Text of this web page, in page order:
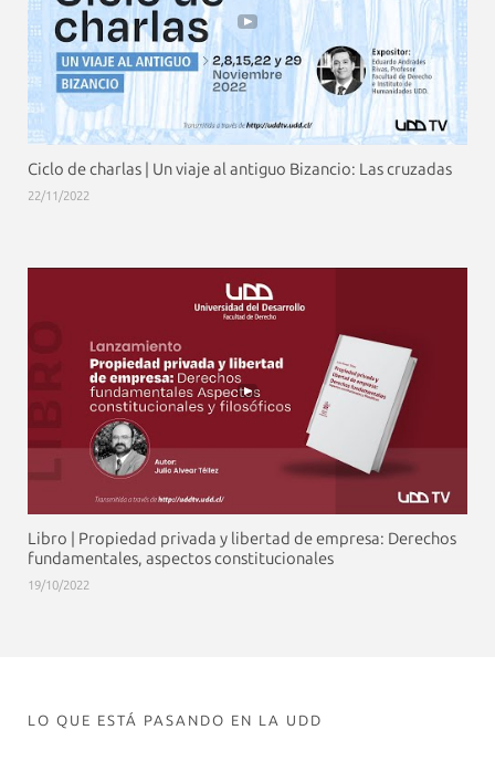
Ciclo de charlas | Un viaje al antiguo Bizancio: Las cruzadas
22/11/2022
Libro | Propiedad privada y libertad de empresa: Derechos
fundamentales, aspectos constitucionales
19/10/2022
LO QUE ESTÁ PASANDO EN LA UDD